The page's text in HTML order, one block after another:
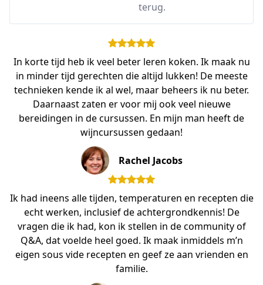
terug.
In korte tijd heb ik veel beter leren koken. Ik maak nu
in minder tijd gerechten die altijd lukken! De meeste
technieken kende ik al wel, maar beheers ik nu beter.
Daarnaast zaten er voor mij ook veel nieuwe
bereidingen in de cursussen. En mijn man heeft de
wijncursussen gedaan!
Rachel Jacobs
Ik had ineens alle tijden, temperaturen en recepten die
echt werken, inclusief de achtergrondkennis! De
vragen die ik had, kon ik stellen in de community of
Q&A, dat voelde heel goed. Ik maak inmiddels m’n
eigen sous vide recepten en geef ze aan vrienden en
familie.